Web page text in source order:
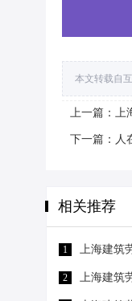
本文转载自
上一篇：
下一篇：人
相关推荐
1 上海建
2 上海建